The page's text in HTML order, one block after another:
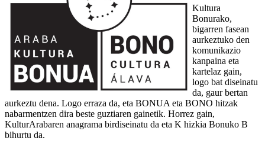
Kultura
Bonurako,
bigarren fasean
aurkeztuko den
komunikazio
kanpaina eta
kartelaz gain,
logo bat diseinatu
da, gaur bertan
aurkeztu dena. Logo erraza da, eta BONUA eta BONO hitzak
nabarmentzen dira beste guztiaren gainetik. Horrez gain,
KulturArabaren anagrama birdiseinatu da eta K hizkia Bonuko B
bihurtu da.